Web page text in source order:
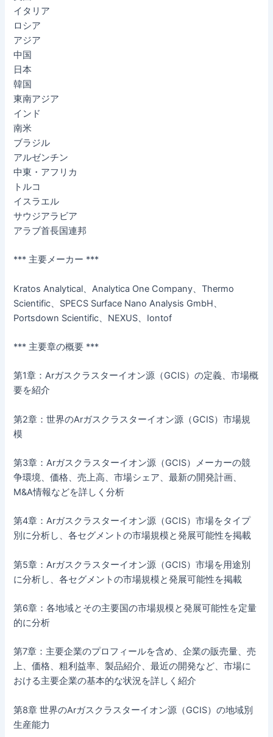
イタリア
ロシア
アジア
中国
日本
韓国
東南アジア
インド
南米
ブラジル
アルゼンチン
中東・アフリカ
トルコ
イスラエル
サウジアラビア
アラブ首長国連邦
*** 主要メーカー ***
Kratos Analytical、Analytica One Company、Thermo
Scientific、SPECS Surface Nano Analysis GmbH、
Portsdown Scientific、NEXUS、Iontof
*** 主要章の概要 ***
第1章：Arガスクラスターイオン源（GCIS）の定義、市場概
要を紹介
第2章：世界のArガスクラスターイオン源（GCIS）市場規
模
第3章：Arガスクラスターイオン源（GCIS）メーカーの競
争環境、価格、売上高、市場シェア、最新の開発計画、
M&A情報などを詳しく分析
第4章：Arガスクラスターイオン源（GCIS）市場をタイプ
別に分析し、各セグメントの市場規模と発展可能性を掲載
第5章：Arガスクラスターイオン源（GCIS）市場を用途別
に分析し、各セグメントの市場規模と発展可能性を掲載
第6章：各地域とその主要国の市場規模と発展可能性を定量
的に分析
第7章：主要企業のプロフィールを含め、企業の販売量、売
上、価格、粗利益率、製品紹介、最近の開発など、市場に
おける主要企業の基本的な状況を詳しく紹介
第8章 世界のArガスクラスターイオン源（GCIS）の地域別
生産能力